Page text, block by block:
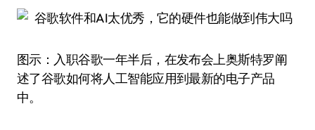
图示：入职谷歌一年半后，在发布会上奥斯特罗阐
述了谷歌如何将人工智能应用到最新的电子产品
中。